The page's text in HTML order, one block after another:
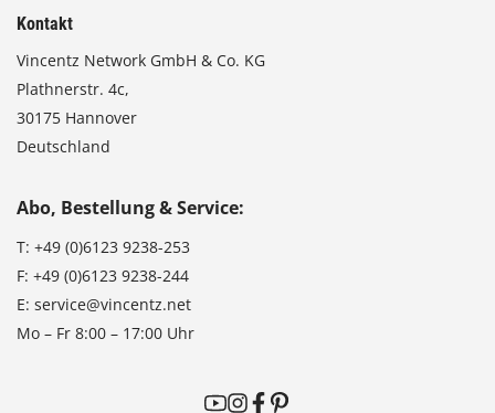
Kontakt
Vincentz Network GmbH & Co. KG
Plathnerstr. 4c,
30175 Hannover
Deutschland
Abo, Bestellung & Service:
T: +49 (0)6123 9238-253
F: +49 (0)6123 9238-244
E: service@vincentz.net
Mo – Fr 8:00 – 17:00 Uhr